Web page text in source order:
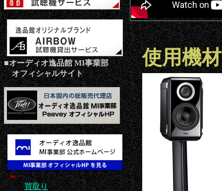
■オーディオ逸品館 MI事業部
オフィシャルサイト
買取り
使用機材